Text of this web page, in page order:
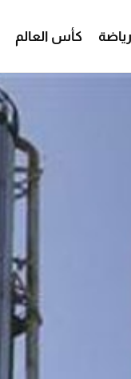
رياضة كأس العالم